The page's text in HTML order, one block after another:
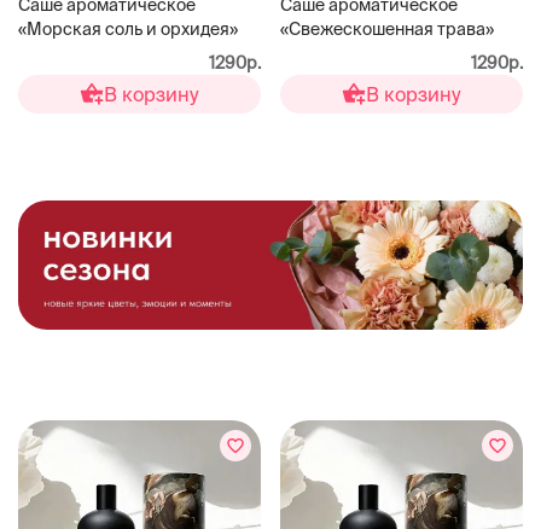
Саше ароматическое
«Морская соль и орхидея»
1290р.
В корзину
Саше ароматическое
«Свежескошенная трава»
1290р.
В корзину